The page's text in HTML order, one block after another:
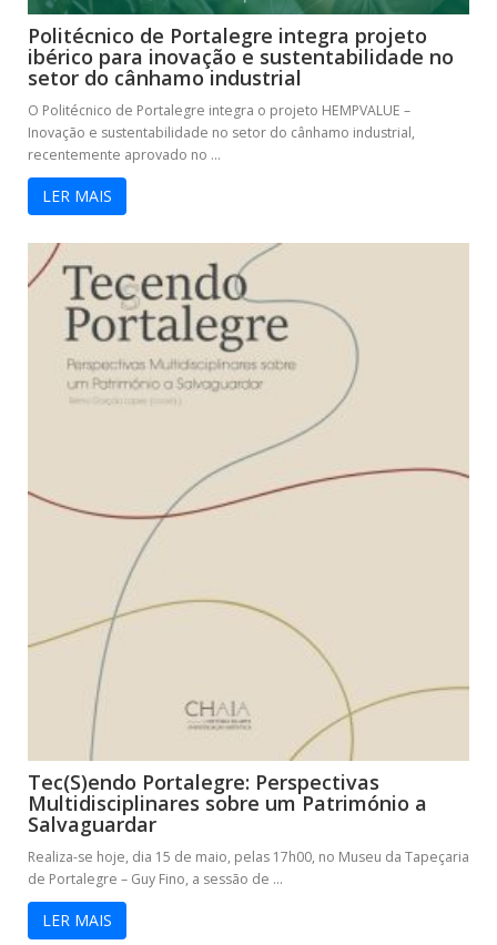
Politécnico de Portalegre integra projeto
ibérico para inovação e sustentabilidade no
setor do cânhamo industrial
O Politécnico de Portalegre integra o projeto HEMPVALUE –
Inovação e sustentabilidade no setor do cânhamo industrial,
recentemente aprovado no ...
LER MAIS
Tec(S)endo Portalegre: Perspectivas
Multidisciplinares sobre um Património a
Salvaguardar
Realiza-se hoje, dia 15 de maio, pelas 17h00, no Museu da Tapeçaria
de Portalegre – Guy Fino, a sessão de ...
LER MAIS